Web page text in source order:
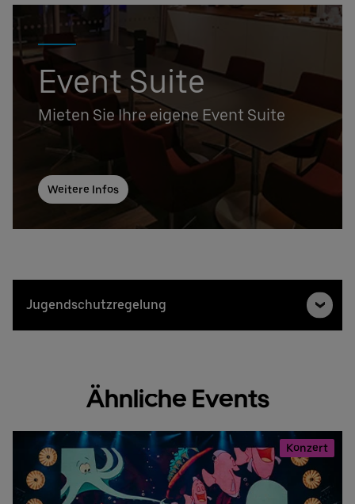
Event Suite
Mieten Sie Ihre eigene Event Suite
Weitere Infos
Jugendschutzregelung
Ähnliche Events
Konzert